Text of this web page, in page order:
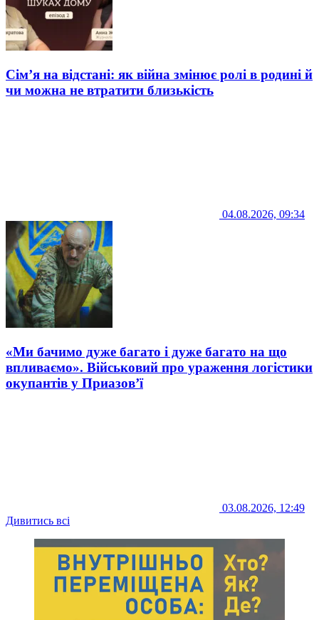
Сім’я на відстані: як війна змінює ролі в родині й
чи можна не втратити близькість
04.08.2026, 09:34
«Ми бачимо дуже багато і дуже багато на що
впливаємо». Військовий про ураження логістики
окупантів у Приазов’ї
03.08.2026, 12:49
Дивитись всі